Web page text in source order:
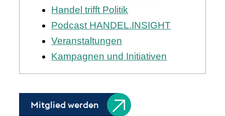
Handel trifft Politik
Podcast HANDEL.INSIGHT
Veranstaltungen
Kampagnen und Initiativen
Mitglied werden